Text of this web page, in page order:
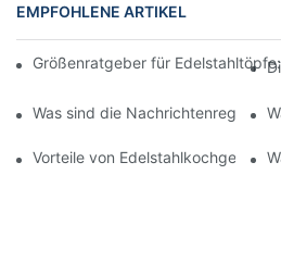
EMPFOHLENE ARTIKEL
Größenratgeber für
Was sind die Nachrichtenregeln
Vorteile von Edelstahlkochgeschirr